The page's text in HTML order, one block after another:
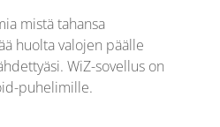
mistä tahansa
huolta valojen päälle
WiZ-sovellus on
puhelimille.